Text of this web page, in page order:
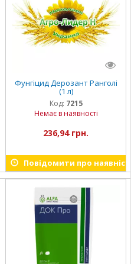
Фунгіцид Дерозант Ранголі
(1 л)
Код: 7215
Немає в наявності
236,94 грн.
Повідомити про